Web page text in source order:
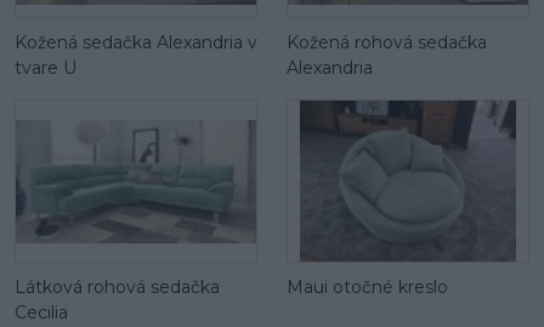
Kožená sedačka Alexandria v
tvare U
Kožená rohová sedačka
Alexandria
Látková rohová sedačka
Cecilia
Maui otočné kreslo